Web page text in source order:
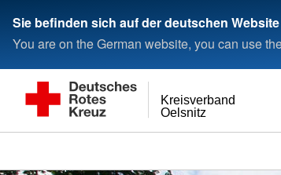
Sie befinden sich auf der deutschen Website
You are on the German website, you can use
Oelsnitz
Kreisverband